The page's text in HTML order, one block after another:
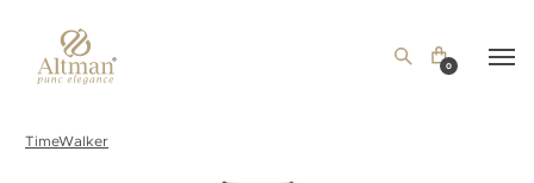
0
TimeWalker